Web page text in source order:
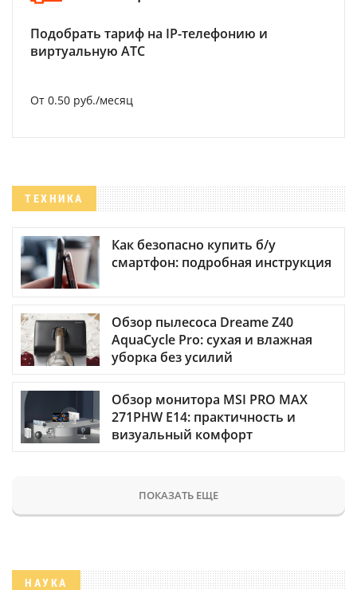
Подобрать тариф на IP-телефонию и
виртуальную АТС
От 0.50 руб./месяц
ТЕХНИКА
Как безопасно купить б/у
смартфон: подробная инструкция
Обзор пылесоса Dreame Z40
AquaCycle Pro: сухая и влажная
уборка без усилий
Обзор монитора MSI PRO MAX
271PHW E14: практичность и
визуальный комфорт
ПОКАЗАТЬ ЕЩЕ
НАУКА